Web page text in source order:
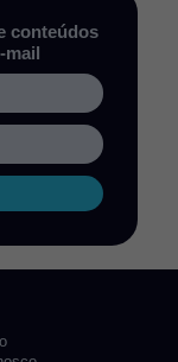
conteúdos